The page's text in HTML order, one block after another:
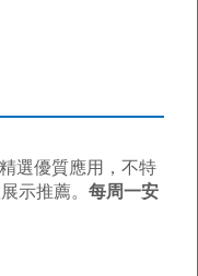
選優質應用，不特
示推薦。 每周一安